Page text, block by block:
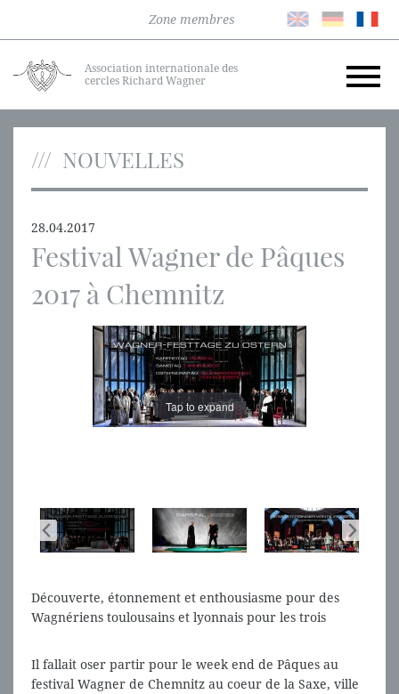
Zone membres
Association internationale des
cercles Richard Wagner
NOUVELLES
28.04.2017
Festival Wagner de Pâques
2017 à Chemnitz
Tap to expand
Découverte, étonnement et enthousiasme pour des
Wagnériens toulousains et lyonnais pour les trois
Il fallait oser partir pour le week end de Pâques au
festival Wagner de Chemnitz au coeur de la Saxe, ville